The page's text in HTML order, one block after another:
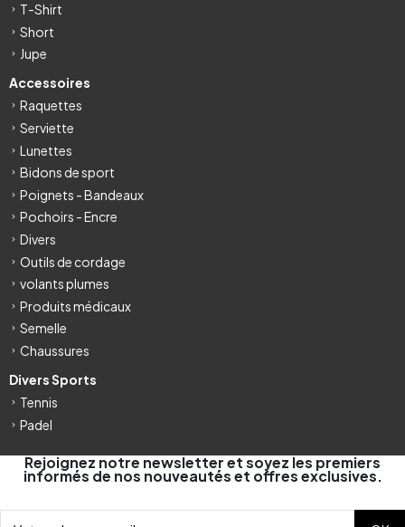
T-Shirt
Short
Jupe
Accessoires
Raquettes
Serviette
Lunettes
Bidons de sport
Poignets - Bandeaux
Pochoirs - Encre
Divers
Outils de cordage
volants plumes
Produits médicaux
Semelle
Chaussures
Divers Sports
Tennis
Padel
Rejoignez notre newsletter et soyez les premiers
informés de nos nouveautés et offres exclusives.